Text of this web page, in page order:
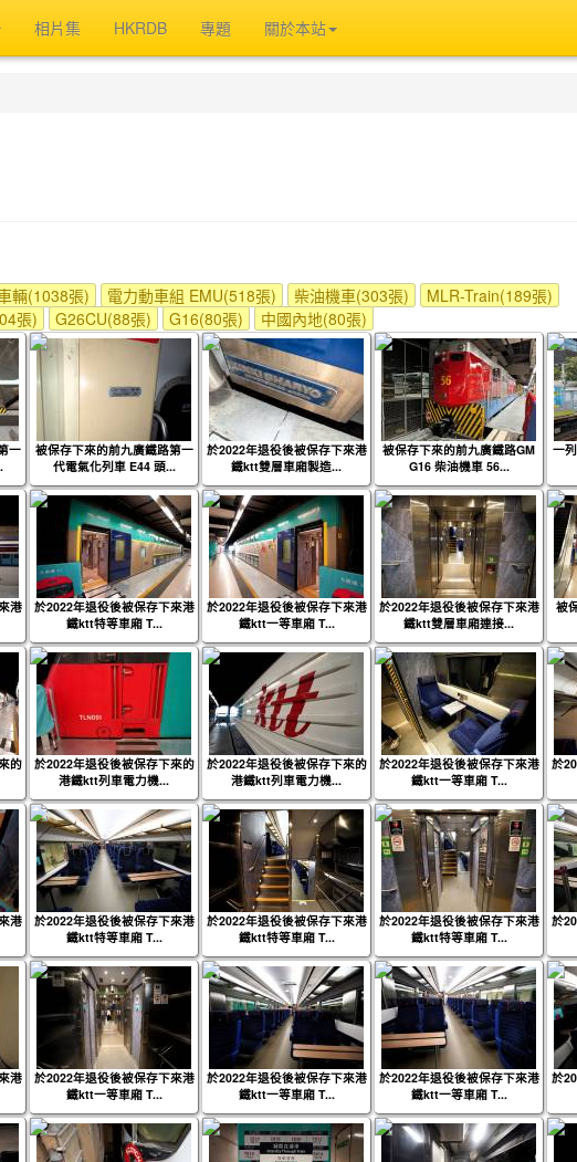
相片集 HKRDB 專題 關於本站
輛(1038張) 電力動車組 EMU(518張) 柴油機車(303張)
MLR-Train(189張)
張) G26CU(88張) G16(80張) 中國內地(80張)
一
被保存下來的前九廣鐵路第一
代電氣化列車 E44 頭...
於2022年退役後被保存下來港
鐵ktt雙層車廂製造...
被保存下來的前九廣鐵路GM
G16 柴油機車 56...
一
港
於2022年退役後被保存下來港
鐵ktt特等車廂 T...
於2022年退役後被保存下來港
鐵ktt一等車廂 T...
於2022年退役後被保存下來港
鐵ktt雙層車廂連接...
被
的
於2022年退役後被保存下來的
港鐵ktt列車電力機...
於2022年退役後被保存下來的
港鐵ktt列車電力機...
於2022年退役後被保存下來港
鐵ktt一等車廂 T...
於
港
於2022年退役後被保存下來港
鐵ktt特等車廂 T...
於2022年退役後被保存下來港
鐵ktt特等車廂 T...
於2022年退役後被保存下來港
鐵ktt特等車廂 T...
於
港
於2022年退役後被保存下來港
鐵ktt一等車廂 T...
於2022年退役後被保存下來港
鐵ktt一等車廂 T...
於2022年退役後被保存下來港
鐵ktt一等車廂 T...
於